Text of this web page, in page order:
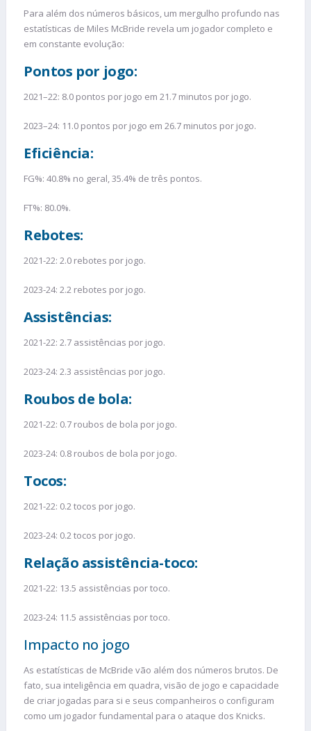
Para além dos números básicos, um mergulho profundo nas
estatísticas de Miles McBride revela um jogador completo e
em constante evolução:
Pontos por jogo:
2021–22: 8.0 pontos por jogo em 21.7 minutos por jogo.
2023–24: 11.0 pontos por jogo em 26.7 minutos por jogo.
Eficiência:
FG%: 40.8% no geral, 35.4% de três pontos.
FT%: 80.0%.
Rebotes:
2021-22: 2.0 rebotes por jogo.
2023-24: 2.2 rebotes por jogo.
Assistências:
2021-22: 2.7 assistências por jogo.
2023-24: 2.3 assistências por jogo.
Roubos de bola:
2021-22: 0.7 roubos de bola por jogo.
2023-24: 0.8 roubos de bola por jogo.
Tocos:
2021-22: 0.2 tocos por jogo.
2023-24: 0.2 tocos por jogo.
Relação assistência-toco:
2021-22: 13.5 assistências por toco.
2023-24: 11.5 assistências por toco.
Impacto no jogo
As estatísticas de McBride vão além dos números brutos. De
fato, sua inteligência em quadra, visão de jogo e capacidade
de criar jogadas para si e seus companheiros o configuram
como um jogador fundamental para o ataque dos Knicks.